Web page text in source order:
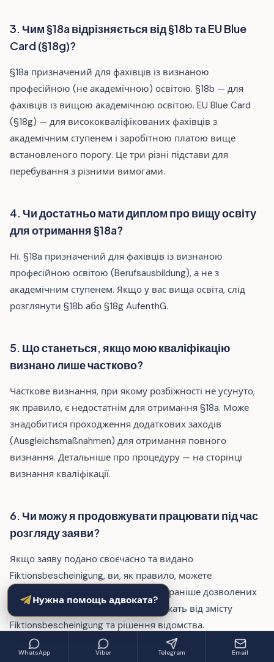
3. Чим §18a відрізняється від §18b та EU Blue
Card (§18g)?
§18a призначений для фахівців із визнаною
професійною (не академічною) освітою. §18b — для
фахівців із вищою академічною освітою. EU Blue Card
(§18g) — для висококваліфікованих фахівців з
академічним ступенем і заробітною платою вище
встановленого порогу. Це три різні підстави для
перебування з різними вимогами.
4. Чи достатньо мати диплом про вищу освіту
для отримання §18a?
Ні. §18a призначений для фахівців із визнаною
професійною освітою (Berufsausbildung), а не з
академічним ступенем. Якщо у вас вища освіта, слід
розглянути §18b або §18g AufenthG.
5. Що станеться, якщо мою кваліфікацію
визнано лише частково?
Часткове визнання, при якому розбіжності не усунуто,
як правило, є недостатнім для отримання §18a. Може
знадобитися проходження додаткових заходів
(Ausgleichsmaßnahmen) для отримання повного
визнання. Детальніше про процедуру — на сторінці
визнання кваліфікації.
6. Чи можу я продовжувати працювати під час
розгляду заяви?
Якщо заяву подано своєчасно та видано
Fiktionsbescheinigung, ви, як правило, можете
продовжувати працювати в межах раніше дозволених
умов. Однак конкретні умови залежать від змісту
Fiktionsbescheinigung та рішення відомства.
WhatsApp Viber Telegram Email
Нужна помощь адвоката?